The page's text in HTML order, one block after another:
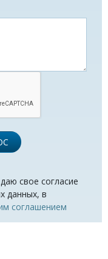
свое согласие
данных, в
соглашением